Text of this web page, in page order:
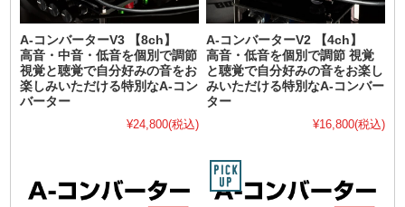
A-コンバーターV3 【8ch】
高音・中音・低音を個別で調節
視覚と聴覚で自分好みの音をお
楽しみいただける特別なA-コン
バーター
¥24,800(税込)
A-コンバーターV2 【4ch】
高音・低音を個別で調節 視覚
と聴覚で自分好みの音をお楽し
みいただける特別なA-コンバー
ター
¥16,800(税込)